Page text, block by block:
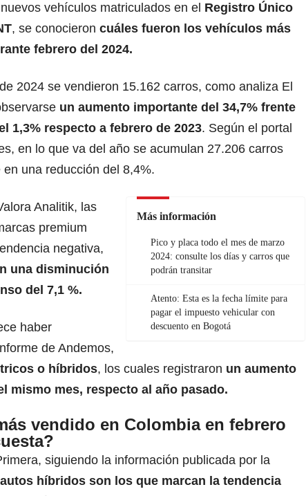
vehículos matriculados en el Registro Único
, se conocieron cuáles fueron los vehículos más
febrero del 2024.
2024 se vendieron 15.162 carros, como analiza El
un aumento importante del 34,7% frente
1,3% respecto a febrero de 2023. Según el portal
en lo que va del año se acumulan 27.206 carros
una reducción del 8,4%.
Más información
Pico y placa todo el mes de marzo
2024: consulte los días y carros que
podrán transitar
Atento: Esta es la fecha límite para
pagar el impuesto vehicular con
descuento en Bogotá
Analitik, las
premium
negativa,
una disminución
del 7,1 %.
haber
de Andemos,
o híbridos, los cuales registraron un aumento
mismo mes, respecto al año pasado.
vendido en Colombia en febrero
siguiendo la información publicada por la
autos híbridos son los que marcan la tendencia